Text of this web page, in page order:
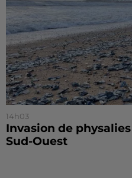
14h03
Invasion de
Sud-Ouest